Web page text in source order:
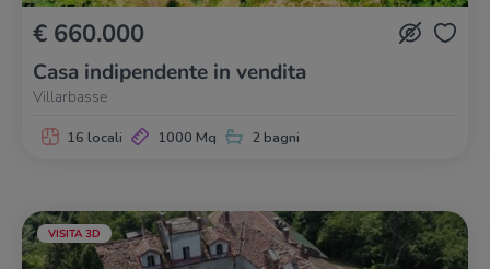
€ 660.000
Casa indipendente in vendita
Villarbasse
16 locali 1000 Mq 2 bagni
VISITA 3D